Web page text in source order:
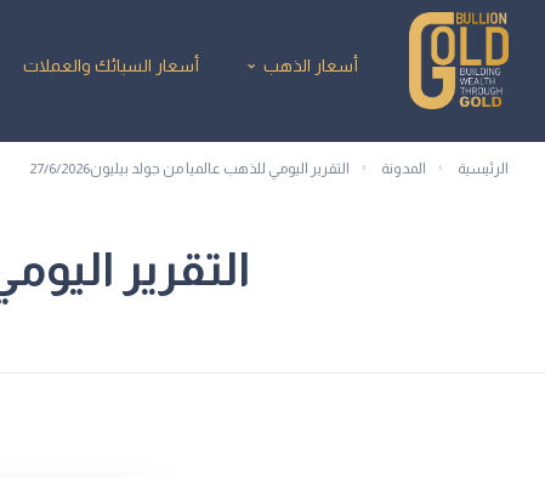
أسعار الذهب أسعار السبائك والعملات
الرئيسية المدونة التقرير اليومي للذهب عالميا من جولد بيليون27/6/2026
التقرير